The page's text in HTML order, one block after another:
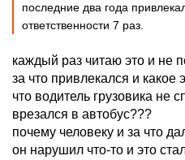
последние два года
ответственности 7 раз.
каждый раз читаю это и не
за что привлекался и какое
что водитель грузовика не
врезался в автобус???
почему человеку и за что
он нарушил что-то и это